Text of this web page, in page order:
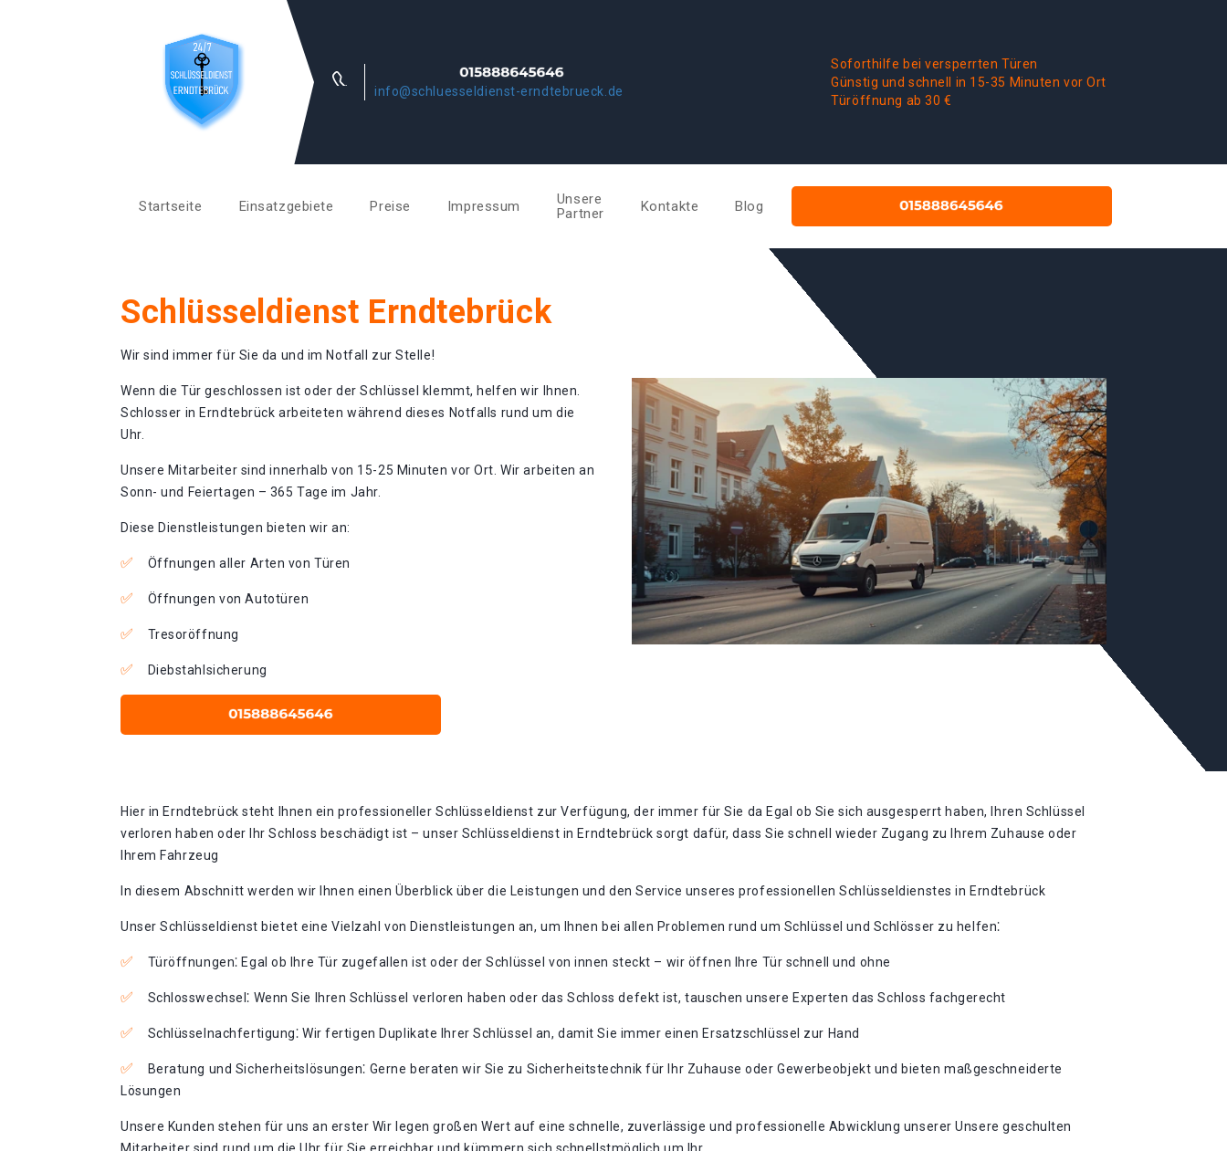
info@schluesseldienst-erndtebrueck.de
Soforthilfe bei versperrten Türen
Günstig und schnell in 15-35 Minuten vor Ort
Türöffnung ab 30 €
Startseite Einsatzgebiete Preise Impressum
Unsere
Partner
Kontakte Blog
Schlüsseldienst Erndtebrück
Wir sind immer für Sie da und im Notfall zur Stelle!
Wenn die Tür geschlossen ist oder der Schlüssel klemmt, helfen wir Ihnen.
Schlosser in Erndtebrück arbeiteten während dieses Notfalls rund um die
Uhr.
Unsere Mitarbeiter sind innerhalb von 15-25 Minuten vor Ort. Wir arbeiten an
Sonn- und Feiertagen – 365 Tage im Jahr.
Diese Dienstleistungen bieten wir an:
Öffnungen aller Arten von Türen
Öffnungen von Autotüren
Tresoröffnung
Diebstahlsicherung
Hier in Erndtebrück steht Ihnen ein professioneller Schlüsseldienst zur Verfügung, der immer für Sie da Egal ob Sie sich ausgesperrt haben, Ihren Schlüssel
verloren haben oder Ihr Schloss beschädigt ist – unser Schlüsseldienst in Erndtebrück sorgt dafür, dass Sie schnell wieder Zugang zu Ihrem Zuhause oder
Ihrem Fahrzeug
In diesem Abschnitt werden wir Ihnen einen Überblick über die Leistungen und den Service unseres professionellen Schlüsseldienstes in Erndtebrück
Unser Schlüsseldienst bietet eine Vielzahl von Dienstleistungen an, um Ihnen bei allen Problemen rund um Schlüssel und Schlösser zu helfen⁚
Türöffnungen⁚ Egal ob Ihre Tür zugefallen ist oder der Schlüssel von innen steckt – wir öffnen Ihre Tür schnell und ohne
Schlosswechsel⁚ Wenn Sie Ihren Schlüssel verloren haben oder das Schloss defekt ist, tauschen unsere Experten das Schloss fachgerecht
Schlüsselnachfertigung⁚ Wir fertigen Duplikate Ihrer Schlüssel an, damit Sie immer einen Ersatzschlüssel zur Hand
Beratung und Sicherheitslösungen⁚ Gerne beraten wir Sie zu Sicherheitstechnik für Ihr Zuhause oder Gewerbeobjekt und bieten maßgeschneiderte
Lösungen
Unsere Kunden stehen für uns an erster Wir legen großen Wert auf eine schnelle, zuverlässige und professionelle Abwicklung unserer Unsere geschulten